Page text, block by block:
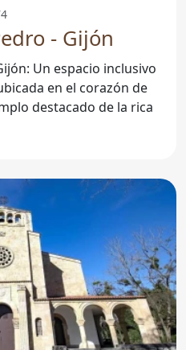
- Gijón
Un espacio inclusivo
en el corazón de
destacado de la rica